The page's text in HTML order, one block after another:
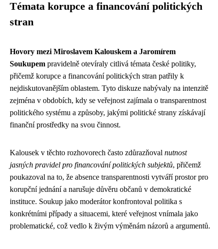
Témata korupce a financování politických
stran
Hovory mezi Miroslavem Kalouskem a Jaromírem
Soukupem pravidelně otevíraly citlivá témata české politiky,
přičemž korupce a financování politických stran patřily k
nejdiskutovanějším oblastem. Tyto diskuze nabývaly na intenzitě
zejména v obdobích, kdy se veřejnost zajímala o transparentnost
politického systému a způsoby, jakými politické strany získávají
finanční prostředky na svou činnost.
Kalousek v těchto rozhovorech často zdůrazňoval nutnost
jasných pravidel pro financování politických subjektů, přičemž
poukazoval na to, že absence transparentnosti vytváří prostor pro
korupční jednání a narušuje důvěru občanů v demokratické
instituce. Soukup jako moderátor konfrontoval politika s
konkrétními případy a situacemi, které veřejnost vnímala jako
problematické, což vedlo k živým výměnám názorů a argumentů.